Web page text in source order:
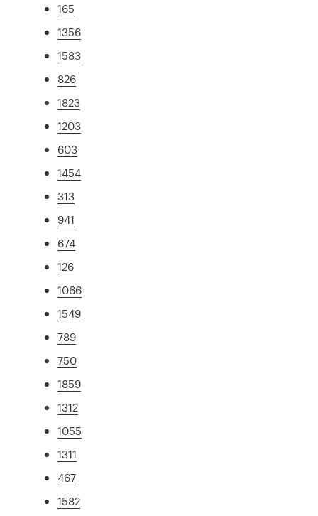
165
1356
1583
826
1823
1203
603
1454
313
941
674
126
1066
1549
789
750
1859
1312
1055
1311
467
1582